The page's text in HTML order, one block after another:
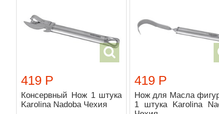
419 Р
Консервный Нож 1 штука
Karolina Nadoba Чехия
419 Р
Нож для Масла
1 штука Karolina